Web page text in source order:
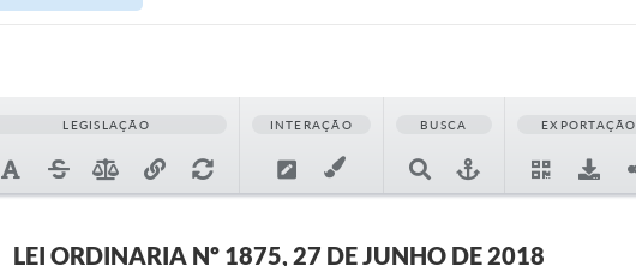
LEGISLAÇÃO INTERAÇÃO BUSCA EXPORTAÇÃO
LEI ORDINARIA Nº 1875, 27 DE JUNHO DE 2018